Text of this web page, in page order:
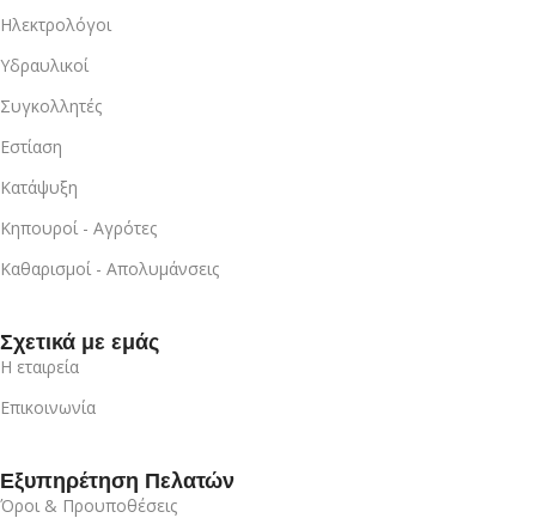
Ηλεκτρολόγοι
Υδραυλικοί
Συγκολλητές
Εστίαση
Κατάψυξη
Κηπουροί - Αγρότες
Καθαρισμοί - Απολυμάνσεις
Σχετικά με εμάς
Η εταιρεία
Επικοινωνία
Εξυπηρέτηση Πελατών
Όροι & Προυποθέσεις